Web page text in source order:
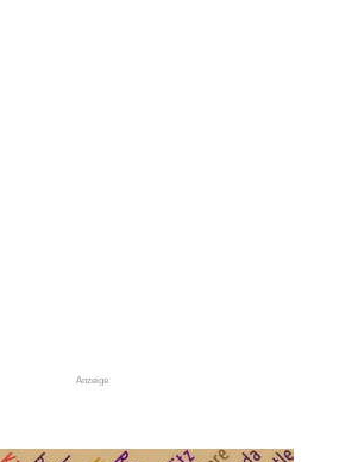
Anzeige